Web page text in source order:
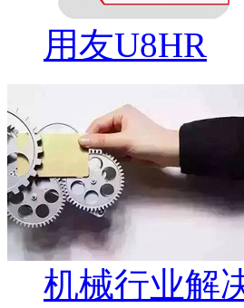
用友U8HR
机械行业解